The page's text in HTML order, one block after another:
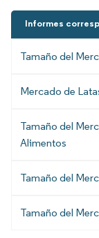
Informes
Tamaño del
Mercado de
Tamaño del
Alimentos
Tamaño del
Tamaño del